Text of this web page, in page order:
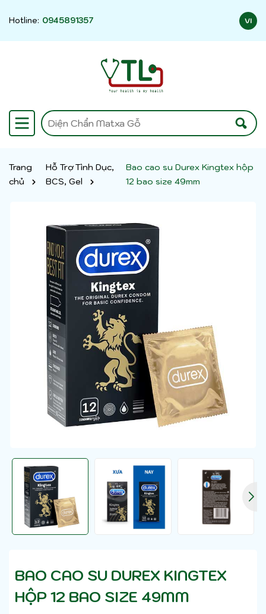
Hotline: 0945891357 VI
Trang
chủ
Hỗ Trợ Tình Dục,
BCS, Gel
Bao cao su Durex Kingtex hộp
12 bao size 49mm
BAO CAO SU DUREX KINGTEX
HỘP 12 BAO SIZE 49MM